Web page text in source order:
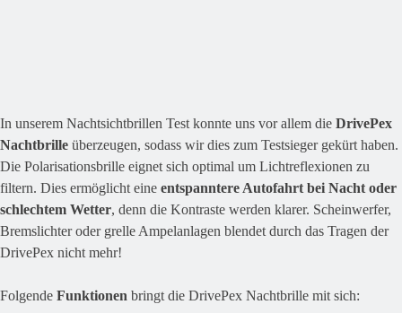
In unserem Nachtsichtbrillen Test konnte uns vor allem die DrivePex
Nachtbrille überzeugen, sodass wir dies zum Testsieger gekürt haben.
Die Polarisationsbrille eignet sich optimal um Lichtreflexionen zu
filtern. Dies ermöglicht eine entspanntere Autofahrt bei Nacht oder
schlechtem Wetter, denn die Kontraste werden klarer. Scheinwerfer,
Bremslichter oder grelle Ampelanlagen blendet durch das Tragen der
DrivePex nicht mehr!
Folgende Funktionen bringt die DrivePex Nachtbrille mit sich: